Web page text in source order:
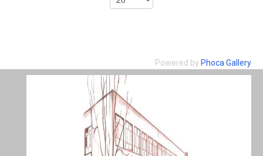
Powered by Phoca Gallery